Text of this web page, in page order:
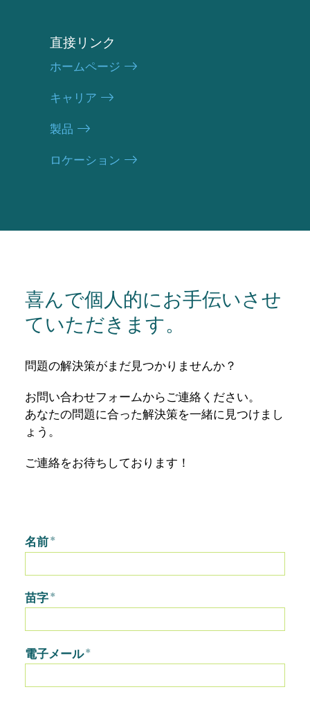
直接リンク
ホームページ
キャリア
製品
ロケーション
喜んで個人的にお手伝いさせ
ていただきます。
問題の解決策がまだ見つかりませんか？
お問い合わせフォームからご連絡ください。
あなたの問題に合った解決策を一緒に見つけまし
ょう。
ご連絡をお待ちしております！
名前*
苗字*
電子メール*